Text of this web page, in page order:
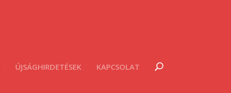
ÚJSÁGHIRDETÉSEK KAPCSOLAT